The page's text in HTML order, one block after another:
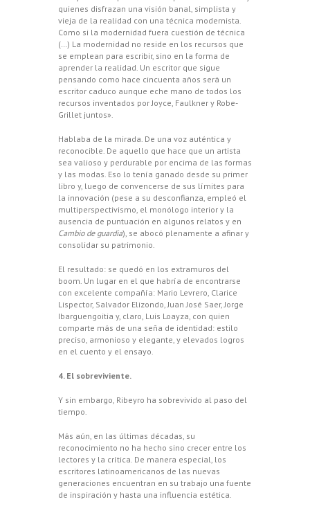
quienes disfrazan una visión banal, simplista y
vieja de la realidad con una técnica modernista.
Como si la modernidad fuera cuestión de técnica
(…) La modernidad no reside en los recursos que
se emplean para escribir, sino en la forma de
aprender la realidad. Un escritor que sigue
pensando como hace cincuenta años será un
escritor caduco aunque eche mano de todos los
recursos inventados por Joyce, Faulkner y Robe-
Grillet juntos».
Hablaba de la mirada. De una voz auténtica y
reconocible. De aquello que hace que un artista
sea valioso y perdurable por encima de las formas
y las modas. Eso lo tenía ganado desde su primer
libro y, luego de convencerse de sus límites para
la innovación (pese a su desconfianza, empleó el
multiperspectivismo, el monólogo interior y la
ausencia de puntuación en algunos relatos y en
Cambio de guardia), se abocó plenamente a afinar y
consolidar su patrimonio.
El resultado: se quedó en los extramuros del
boom. Un lugar en el que habría de encontrarse
con excelente compañía: Mario Levrero, Clarice
Lispector, Salvador Elizondo, Juan José Saer, Jorge
Ibarguengoitia y, claro, Luis Loayza, con quien
comparte más de una seña de identidad: estilo
preciso, armonioso y elegante, y elevados logros
en el cuento y el ensayo.
4. El sobreviviente.
Y sin embargo, Ribeyro ha sobrevivido al paso del
tiempo.
Más aún, en las últimas décadas, su
reconocimiento no ha hecho sino crecer entre los
lectores y la crítica. De manera especial, los
escritores latinoamericanos de las nuevas
generaciones encuentran en su trabajo una fuente
de inspiración y hasta una influencia estética.